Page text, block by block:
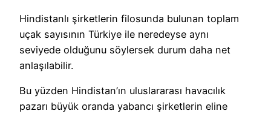
Hindistanlı şirketlerin filosunda bulunan toplam
uçak sayısının Türkiye ile neredeyse aynı
seviyede olduğunu söylersek durum daha net
anlaşılabilir.
Bu yüzden Hindistan’ın uluslararası havacılık
pazarı büyük oranda yabancı şirketlerin eline